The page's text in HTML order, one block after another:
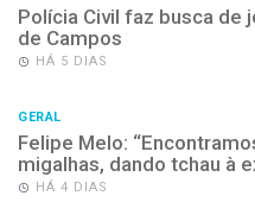
Polícia Civil faz busca de
de Campos
HÁ 5 DIAS
GERAL
Felipe Melo:
migalhas, dando tchau à
HÁ 4 DIAS